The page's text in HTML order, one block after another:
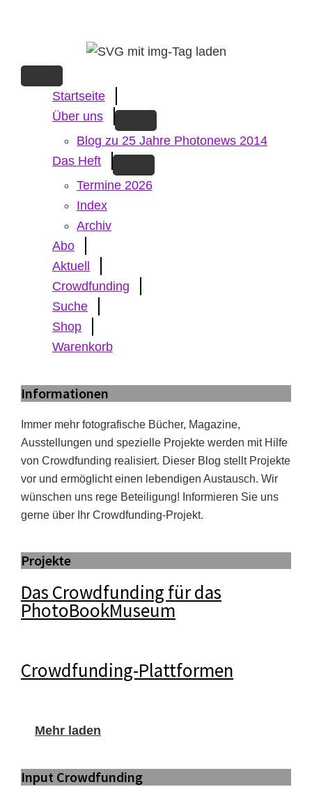
content
Startseite
Über uns
Blog zu 25 Jahre Photonews 2014
Das Heft
Termine 2026
Index
Archiv
Abo
Aktuell
Crowdfunding
Suche
Shop
Warenkorb
Informationen
Immer mehr fotografische Bücher, Magazine,
Ausstellungen und spezielle Projekte werden mit Hilfe
von Crowdfunding realisiert. Dieser Blog stellt Projekte
vor und ermöglicht einen lebendigen Austausch. Wir
wünschen uns rege Beteiligung! Informieren Sie uns
gerne über Ihr Crowdfunding-Projekt.
Projekte
Das Crowdfunding für das
PhotoBookMuseum
Crowdfunding-Plattformen
Mehr laden
Input Crowdfunding